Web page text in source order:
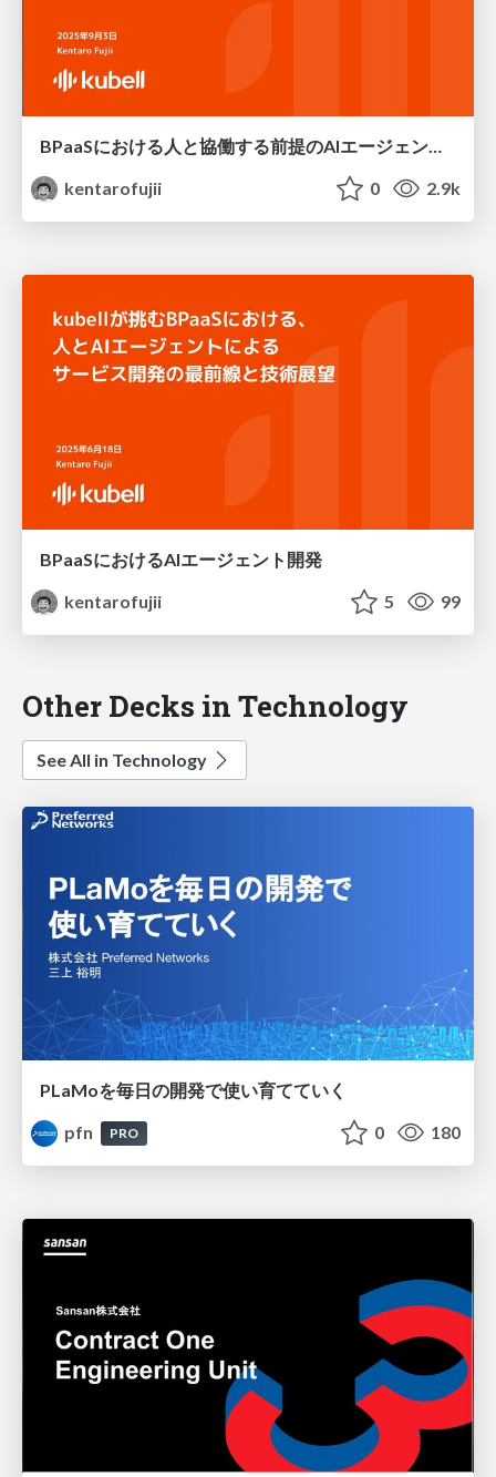
BPaaSにおける人と協働する前提のAIエージェント-AWS登壇資料
kentarofujii
0 2.9k
BPaaSにおけるAIエージェント開発
kentarofujii
5 99
Other Decks in Technology
See All in Technology
PLaMoを毎日の開発で使い育てていく
pfn
PRO 0 180